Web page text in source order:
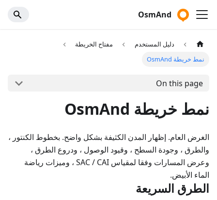
OsmAnd
دليل المستخدم
مفتاح الخريطة
نمط خريطة OsmAnd
On this page
نمط خريطة OsmAnd
الغرض العام. إظهار المدن الكثيفة بشكل واضح. بخطوط الكنتور ،
والطرق ، وجودة السطح ، وقيود الوصول ، ودروع الطرق ،
وعرض المسارات وفقا لمقياس SAC / CAI ، وميزات رياضة
الماء الأبيض.
الطرق السريعة